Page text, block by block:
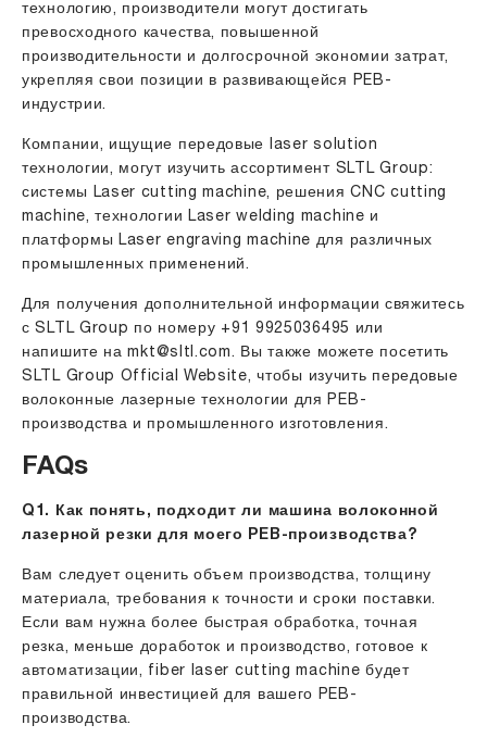
технологию, производители могут достигать
превосходного качества, повышенной
производительности и долгосрочной экономии затрат,
укрепляя свои позиции в развивающейся PEB-
индустрии.
Компании, ищущие передовые laser solution
технологии, могут изучить ассортимент SLTL Group:
системы Laser cutting machine, решения CNC cutting
machine, технологии Laser welding machine и
платформы Laser engraving machine для различных
промышленных применений.
Для получения дополнительной информации свяжитесь
с SLTL Group по номеру +91 9925036495
или
напишите наmkt@sltl.com . Вы также можете посетить
SLTL Group Official Website, чтобы изучить передовые
волоконные лазерные технологии для PEB-
производства и промышленного изготовления.
FAQs
Q1. Как понять, подходит ли машина волоконной
лазерной резки для моего PEB-производства?
Вам следует оценить объем производства, толщину
материала, требования к точности и сроки поставки.
Если вам нужна более быстрая обработка, точная
резка, меньше доработок и производство, готовое к
автоматизации, fiber laser cutting machine будет
правильной инвестицией для вашего PEB-
производства.